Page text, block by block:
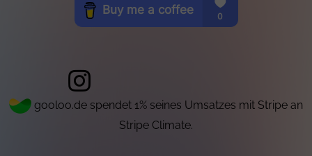
gooloo.de spendet 1% seines Umsatzes mit Stripe an
Stripe Climate.